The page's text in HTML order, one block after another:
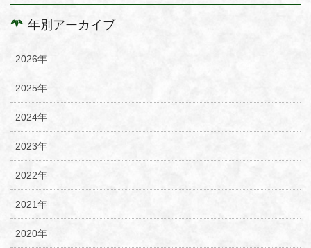
年別アーカイブ
2026年
2025年
2024年
2023年
2022年
2021年
2020年